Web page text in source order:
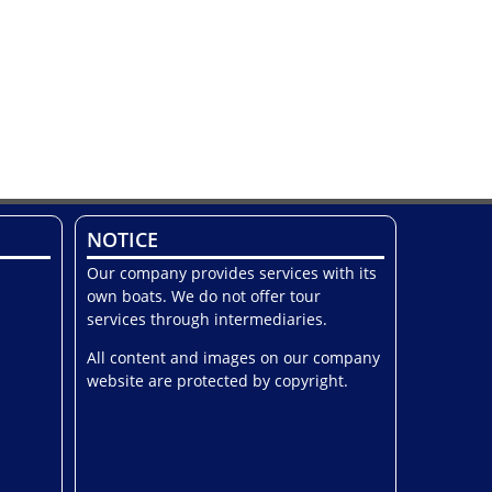
NOTICE
Our company provides services with its
own boats. We do not offer tour
services through intermediaries.
All content and images on our company
website are protected by copyright.